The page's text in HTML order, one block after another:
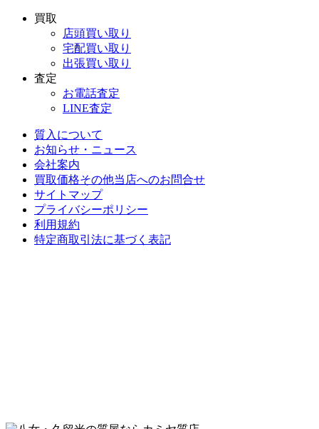
買取
店頭買い取り
宅配買い取り
出張買い取り
査定
お電話査定
LINE査定
質入について
お知らせ・ニュース
会社案内
買取価格その他当店へのお問合せ
サイトマップ
プライバシーポリシー
利用規約
特定商取引法に基づく表記